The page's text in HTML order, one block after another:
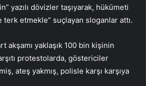
yazılı dövizler taşıyarak, hükümeti
etmekle” suçlayan sloganlar attı.
akşamı yaklaşık 100 bin kişinin
protestolarda, göstericiler
ateş yakmış, polisle karşı karşıya